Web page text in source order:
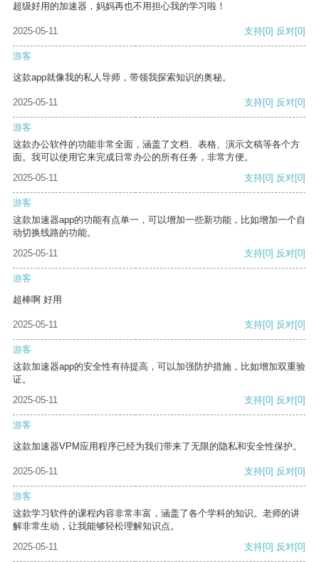
超级好用的加速器，妈妈再也不用担心我的学习啦！
2025-05-11 支持[0] 反对[0]
游客
这款app就像我的私人导师，带领我探索知识的奥秘。
2025-05-11 支持[0] 反对[0]
游客
这款办公软件的功能非常全面，涵盖了文档、表格、演示文稿等各个方
面。我可以使用它来完成日常办公的所有任务，非常方便。
2025-05-11
支持[0] 反对[0]
游客
这款加速器app的功能有点单一，可以增加一些新功能，比如增加一个自
动切换线路的功能。
2025-05-11
支持[0] 反对[0]
游客
超棒啊 好用
2025-05-11 支持[0] 反对[0]
游客
这款加速器app的安全性有待提高，可以加强防护措施，比如增加双重验
证。
2025-05-11
支持[0] 反对[0]
游客
这款加速器VPM应用程序已经为我们带来了无限的隐私和安全性保护。
2025-05-11 支持[0] 反对[0]
游客
这款学习软件的课程内容非常丰富，涵盖了各个学科的知识。老师的讲
解非常生动，让我能够轻松理解知识点。
2025-05-11
支持[0] 反对[0]